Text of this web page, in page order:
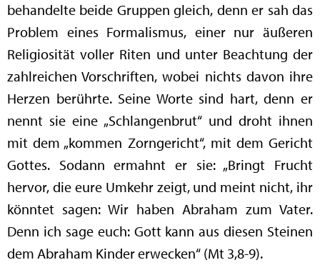
behandelte beide Gruppen gleich, denn er sah das
Problem eines Formalismus, einer nur äußeren
Religiosität voller Riten und unter Beachtung der
zahlreichen Vorschriften, wobei nichts davon ihre
Herzen berührte. Seine Worte sind hart, denn er
nennt sie eine „Schlangenbrut“ und droht ihnen
mit dem „kommen Zorngericht“, mit dem Gericht
Gottes. Sodann ermahnt er sie: „Bringt Frucht
hervor, die eure Umkehr zeigt, und meint nicht, ihr
könntet sagen: Wir haben Abraham zum Vater.
Denn ich sage euch: Gott kann aus diesen Steinen
dem Abraham Kinder erwecken“ (Mt 3,8-9).